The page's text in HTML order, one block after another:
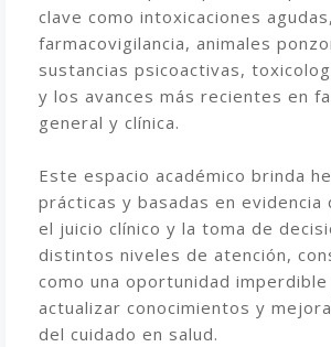
clave como intoxicaciones agudas,
farmacovigilancia, animales
sustancias psicoactivas,
y los avances más recientes en
general y clínica.
Este espacio académico brinda
prácticas y basadas en evidencia
el juicio clínico y la toma de
distintos niveles de atención,
como una oportunidad imperdible
actualizar conocimientos y
del cuidado en salud.